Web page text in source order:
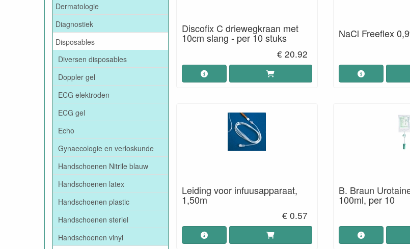
Dermatologie
Diagnostiek
Disposables
Diversen disposables
Doppler gel
ECG elektroden
ECG gel
Echo
Gynaecologie en verloskunde
Handschoenen Nitrile blauw
Handschoenen latex
Handschoenen plastic
Handschoenen steriel
Handschoenen vinyl
Discofix C driewegkraan met
10cm slang - per 10 stuks
€ 20.92
NaCl Freeflex
Leiding voor infuusapparaat,
1,50m
€ 0.57
B. Braun
100ml, per 10